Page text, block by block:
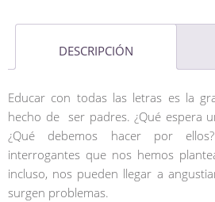
DESCRIPCIÓN
Educar con todas las letras es la
hecho de ser padres. ¿Qué espera
¿Qué debemos hacer por
interrogantes que nos hemos
incluso, nos pueden llegar a
surgen problemas.